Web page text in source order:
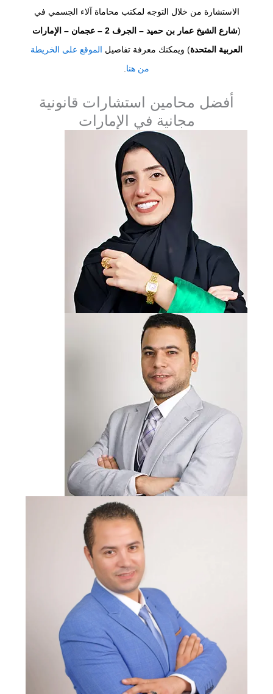
الاستشارة من خلال التوجه لمكتب محاماة آلاء الجسمي في
(
شارع الشيخ عمار بن حميد – الجرف 2 – عجمان – الإمارات
العربية المتحدة) ويمكنك معرفة تفاصيل الموقع على الخريطة
من هنا.
أفضل محامين استشارات قانونية
مجانية في الإمارات